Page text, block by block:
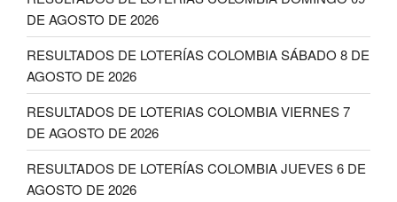
DE AGOSTO DE 2026
RESULTADOS DE LOTERÍAS COLOMBIA SÁBADO 8 DE
AGOSTO DE 2026
RESULTADOS DE LOTERIAS COLOMBIA VIERNES 7
DE AGOSTO DE 2026
RESULTADOS DE LOTERÍAS COLOMBIA JUEVES 6 DE
AGOSTO DE 2026